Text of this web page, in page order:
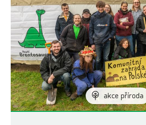
akce příroda